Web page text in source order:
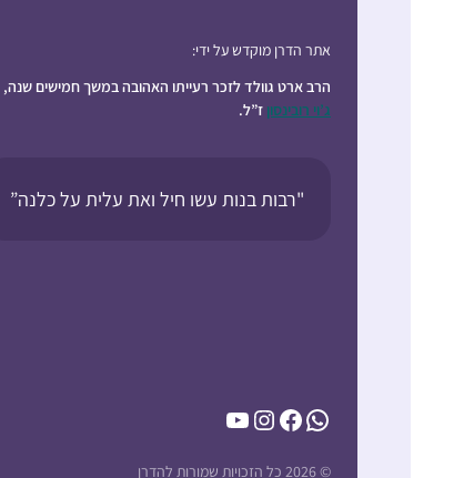
אתר הדרן מוקדש על ידי:
הרב ארט גוולד לזכר רעייתו האהובה במשך חמישים שנה,
ג’וי רובינסון ז”ל.
"רבות בנות עשו חיל ואת עלית על כלנה”
WhatsApp
Facebook
Instagram
YouTube
© 2026 כל הזכויות שמורות להדרן